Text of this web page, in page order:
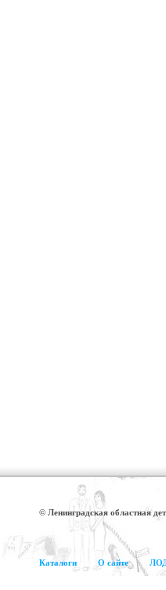
© Ленинградская областная
Каталоги О сайте